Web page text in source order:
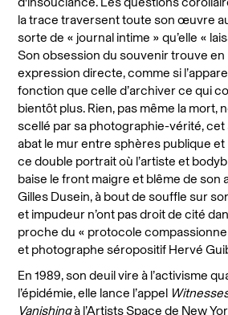
la trace traversent toute son œuvre
sorte de « journal intime » qu’elle «
Son obsession du souvenir trouve en
expression directe, comme si
fonction que celle d’archiver ce qui
bientôt plus.Rien, pas même la mort,
scellé par sa photographie-vérité, cet
abat le mur entre sphères publique
ce double portrait où l’artiste et
baise le front maigre et blêmede son
Gilles Dusein, à bout de souffle sur
et impudeur n’ont pas droit de cité
proche du « protocole
et photographe séropositif Hervé
En 1989, son deuil vire à l’activisme
l’épidémie, elle lance l’appel
Vanishingà l’Artists Space de New